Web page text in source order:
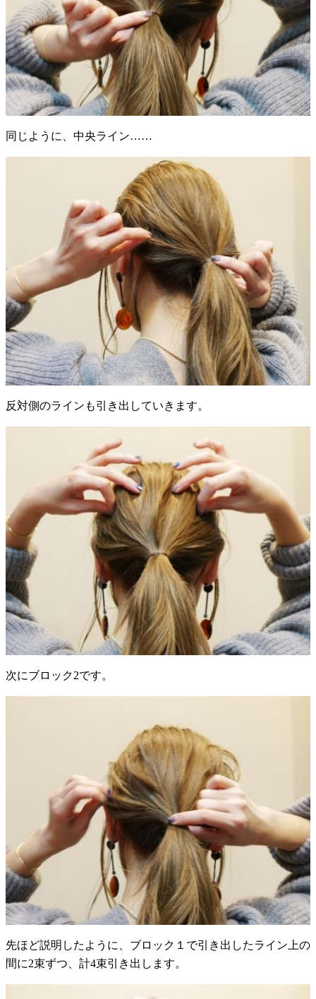
同じように、中央ライン……
反対側のラインも引き出していきます。
次にブロック2です。
先ほど説明したように、ブロック１で引き出したライン上の
間に2束ずつ、計4束引き出します。